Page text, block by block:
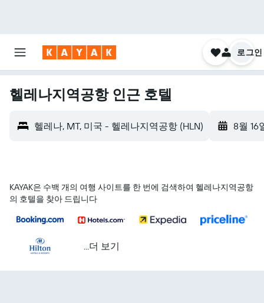
로그인
헬레나지역공항 인근 호텔
헬레나, MT, 미국 - 헬레나지역공항 (HLN) 8월 16
KAYAK은 수백 개의 여행 사이트를 한 번에 검색하여 헬레나지역공항
의 호텔을 찾아 드립니다
...더 보기